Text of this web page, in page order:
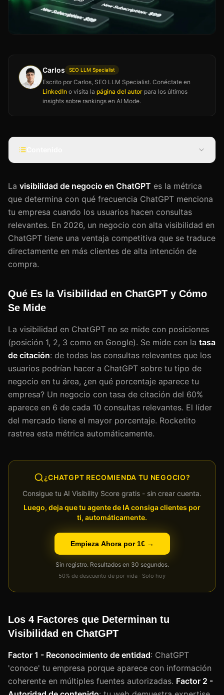
Carlos SEO LLM Specialist
Escrito por Carlos, SEO LLM Specialist. Conéctate en
LinkedIn o visita la página del autor para los últimos
insights sobre rankings en AI Mode.
La visibilidad de negocio en ChatGPT es la métrica
que determina con qué frecuencia ChatGPT menciona
tu empresa cuando los usuarios hacen consultas
relevantes. En 2026, un negocio con alta visibilidad en
ChatGPT tiene una ventaja competitiva que se traduce
directamente en más clientes de alta intención de
compra.
Qué Es la Visibilidad en ChatGPT y Cómo
Se Mide
La visibilidad en ChatGPT no se mide con posiciones
(posición 1, 2, 3 como en Google). Se mide con la tasa
de citación: de todas las consultas relevantes que los
usuarios podrían hacer a ChatGPT sobre tu tipo de
negocio en tu área, ¿en qué porcentaje aparece tu
empresa? Un negocio con tasa de citación del 60%
aparece en 6 de cada 10 consultas relevantes. El líder
del mercado tiene el mayor porcentaje. Rocketito
rastrea esta métrica automáticamente.
¿CHATGPT RECOMIENDA TU NEGOCIO?
Consigue tu AI Visibility Score gratis - sin crear cuenta.
Luego, deja que tu agente de IA consiga clientes por
ti, automáticamente.
Empieza Ahora por 1€ →
Sin registro. Resultados en 30 segundos.
50% de descuento de por vida · Solo hoy
Los 4 Factores que Determinan tu
Visibilidad en ChatGPT
Factor 1 - Reconocimiento de entidad: ChatGPT
'conoce' tu empresa porque aparece con información
coherente en múltiples fuentes autorizadas. Factor 2 -